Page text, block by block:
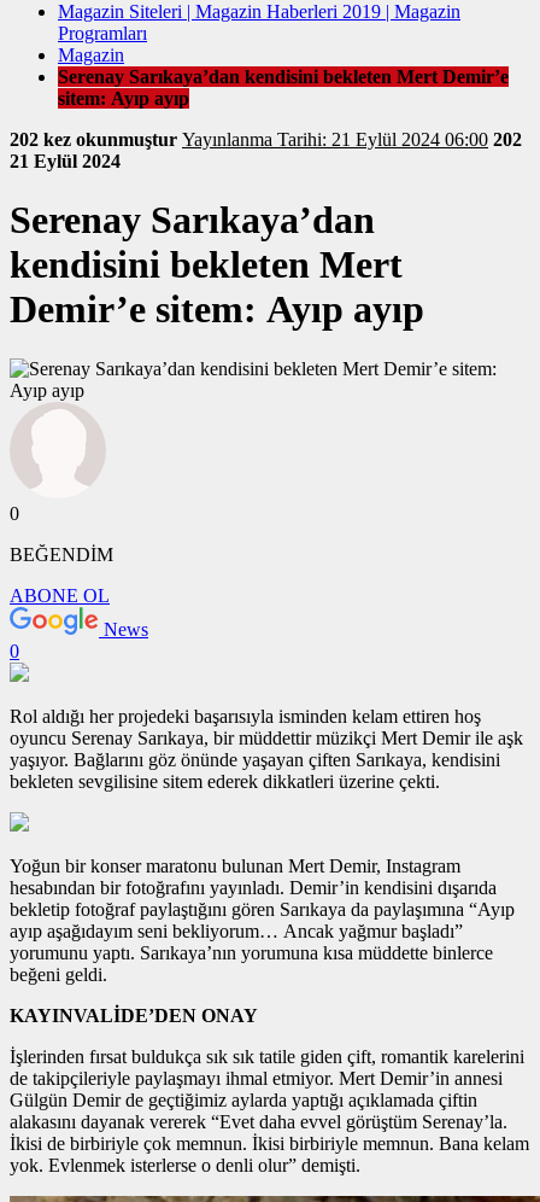
Magazin Siteleri | Magazin Haberleri 2019 | Magazin
Programları
Magazin
Serenay Sarıkaya’dan kendisini bekleten Mert Demir’e
sitem: Ayıp ayıp
202 kez okunmuştur
Yayınlanma Tarihi: 21 Eylül 2024 06:00 202
21 Eylül 2024
Serenay Sarıkaya’dan
kendisini bekleten Mert
Demir’e sitem: Ayıp ayıp
0
BEĞENDİM
ABONE OL
News
0
Rol aldığı her projedeki başarısıyla isminden kelam ettiren hoş
oyuncu Serenay Sarıkaya, bir müddettir müzikçi Mert Demir ile aşk
yaşıyor. Bağlarını göz önünde yaşayan çiften Sarıkaya, kendisini
bekleten sevgilisine sitem ederek dikkatleri üzerine çekti.
Yoğun bir konser maratonu bulunan Mert Demir, Instagram
hesabından bir fotoğrafını yayınladı. Demir’in kendisini dışarıda
bekletip fotoğraf paylaştığını gören Sarıkaya da paylaşımına “Ayıp
ayıp aşağıdayım seni bekliyorum… Ancak yağmur başladı”
yorumunu yaptı. Sarıkaya’nın yorumuna kısa müddette binlerce
beğeni geldi.
KAYINVALİDE’DEN ONAY
İşlerinden fırsat buldukça sık sık tatile giden çift, romantik karelerini
de takipçileriyle paylaşmayı ihmal etmiyor. Mert Demir’in annesi
Gülgün Demir de geçtiğimiz aylarda yaptığı açıklamada çiftin
alakasını dayanak vererek “Evet daha evvel görüştüm Serenay’la.
İkisi de birbiriyle çok memnun. İkisi birbiriyle memnun. Bana kelam
yok. Evlenmek isterlerse o denli olur” demişti.